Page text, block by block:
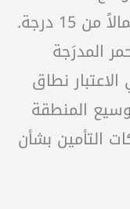
المخاطر العالية إلى 18 درجة شمالاً من 15 درجة.
المدرَجة
الاعتبار نطاق
المنطقة
التأمين بشأن